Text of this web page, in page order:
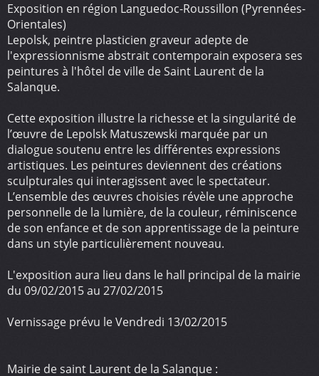
Exposition en région Languedoc-Roussillon (Pyrennées-
Orientales)
Lepolsk, peintre plasticien graveur adepte de
l'expressionnisme abstrait contemporain exposera ses
peintures à l'hôtel de ville de Saint Laurent de la
Salanque.
Cette exposition illustre la richesse et la singularité de
l’œuvre de Lepolsk Matuszewski marquée par un
dialogue soutenu entre les différentes expressions
artistiques. Les peintures deviennent des créations
sculpturales qui interagissent avec le spectateur.
L’ensemble des œuvres choisies révèle une approche
personnelle de la lumière, de la couleur, réminiscence
de son enfance et de son apprentissage de la peinture
dans un style particulièrement nouveau.
L'exposition aura lieu dans le hall principal de la mairie
du 09/02/2015 au 27/02/2015
Vernissage prévu le Vendredi 13/02/2015
Mairie de saint Laurent de la Salanque :